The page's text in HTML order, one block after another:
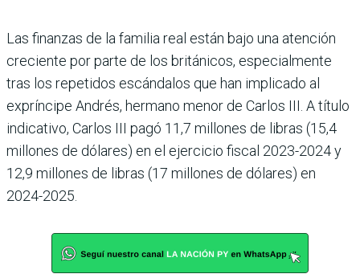
Las finanzas de la familia real están bajo una atención
creciente por parte de los británicos, especialmente
tras los repetidos escándalos que han implicado al
expríncipe Andrés, hermano menor de Carlos III. A título
indicativo, Carlos III pagó 11,7 millones de libras (15,4
millones de dólares) en el ejercicio fiscal 2023-2024 y
12,9 millones de libras (17 millones de dólares) en
2024-2025.